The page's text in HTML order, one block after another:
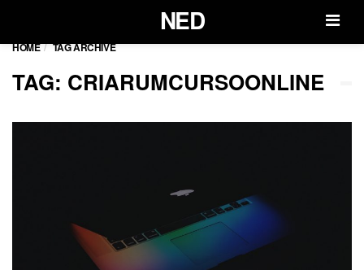
NED
HOME TAG ARCHIVE
TAG: CRIARUMCURSOONLINE